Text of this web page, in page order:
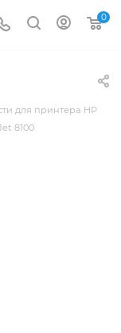
0
для принтера HP
8100